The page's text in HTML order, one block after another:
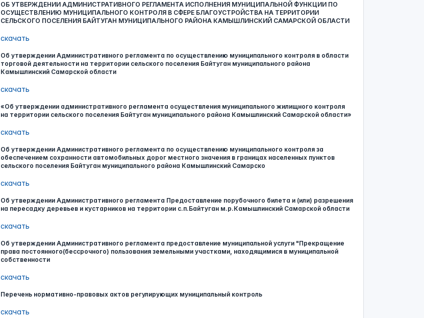
ОБ УТВЕРЖДЕНИИ АДМИНИСТРАТИВНОГО РЕГЛАМЕНТА ИСПОЛНЕНИЯ МУНИЦИПАЛЬНОЙ ФУНКЦИИ ПО
ОСУЩЕСТВЛЕНИЮ МУНИЦИПАЛЬНОГО КОНТРОЛЯ В СФЕРЕ БЛАГОУСТРОЙСТВА НА ТЕРРИТОРИИ
СЕЛЬСКОГО ПОСЕЛЕНИЯ БАЙТУГАН МУНИЦИПАЛЬНОГО РАЙОНА КАМЫШЛИНСКИЙ САМАРСКОЙ ОБЛАСТИ
скачать
Об утверждении Административного регламента по осуществлению муниципального контроля в области
торговой деятельности на территории сельского поселения Байтуган муниципального района
Камышлинский Самарской области
скачать
«Об утверждении административного регламента осуществления муниципального жилищного контроля
на территории сельского поселения Байтуган муниципального района Камышлинский Самарской области»
скачать
Об утверждении Административного регламента по осуществлению муниципального контроля за
обеспечением сохранности автомобильных дорог местного значения в границах населенных пунктов
сельского поселения Байтуган муниципального района Камышлинский Самарско
скачать
Об утверждении Административного регламента Предоставление порубочного билета и (или) разрешения
на пересадку деревьев и кустарников на территории с.п.Байтуган м.р.Камышлинский Самарской области
скачать
Об утверждении Административного регламента предоставление муниципальной услуги "Прекращение
права постоянного(бессрочного) пользования земельными участками, находящимися в муниципальной
собственности
скачать
Перечень нормативно-правовых актов регулирующих муниципальный контроль
скачать